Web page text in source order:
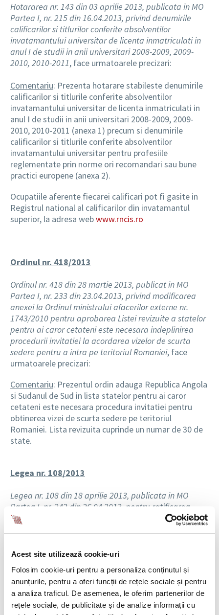
Acest site utilizează cookie-uri
Folosim cookie-uri pentru a personaliza conținutul și
anunțurile, pentru a oferi funcții de rețele sociale și pentru
a analiza traficul. De asemenea, le oferim partenerilor de
rețele sociale, de publicitate și de analize informații cu
Hotararea nr. 143 din 03 aprilie 2013, publicata in MO
Partea I, nr. 215 din 16.04.2013, privind denumirile
calificarilor si titlurilor conferite absolventilor
invatamantului universitar de licenta inmatriculati in
anul I de studii in anii universitari 2008-2009, 2009-
2010, 2010-2011, face urmatoarele precizari:
Comentariu: Prezenta hotarare stabileste denumirile
calificarilor si titlurile conferite absolventilor
invatamantului universitar de licenta inmatriculati in
anul I de studii in anii universitari 2008-2009, 2009-
2010, 2010-2011 (anexa 1) precum si denumirile
calificarilor si titlurile conferite absolventilor
invatamantului universitar pentru profesiile
reglementate prin norme ori recomandari sau bune
practici europene (anexa 2).
Ocupatiile aferente fiecarei calificari pot fi gasite in
Registrul national al calificarilor din invatamantul
superior, la adresa webwww.rncis.ro
Ordinul nr. 418/2013
Ordinul nr. 418 din 28 martie 2013, publicat in MO
Partea I, nr. 233 din 23.04.2013, privind modificarea
anexei la Ordinul ministrului afacerilor externe nr.
1743/2010 pentru aprobarea Listei revizuite a statelor
pentru ai caror cetateni este necesara indeplinirea
procedurii invitatiei la acordarea vizelor de scurta
sedere pentru a intra pe teritoriul Romaniei, face
urmatoarele precizari:
Comentariu: Prezentul ordin adauga Republica Angola
si Sudanul de Sud in lista statelor pentru ai caror
cetateni este necesara procedura invitatiei pentru
obtinerea vizei de scurta sedere pe teritoriul
Romaniei. Lista revizuita cuprinde un numar de 30 de
state.
Legea nr. 108/2013
Legea nr. 108 din 18 aprilie 2013, publicata in MO
Partea I, nr. 242 din 26.04.2013, pentru ratificarea
Acordului dintre Guvernul Romaniei si Guvernul
Republicii Franceze privind recunoasterea academica
superior, face urmatoarele precizari:
Obiectul acordului – il constituie facilitarea
recunoasterii reciproce a diplomelor si a perioadelor
de studii, in vederea continuarii studiilor in institutiile